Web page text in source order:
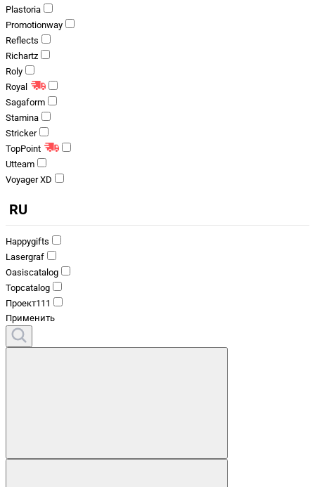
Plastoria
Promotionway
Reflects
Richartz
Roly
Royal
Sagaform
Stamina
Stricker
TopPoint
Utteam
Voyager XD
RU
Happygifts
Lasergraf
Oasiscatalog
Topcatalog
Проект111
Применить